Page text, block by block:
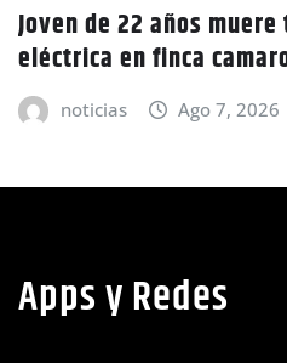
GOBIERNO
CIDH escucha
políticos y